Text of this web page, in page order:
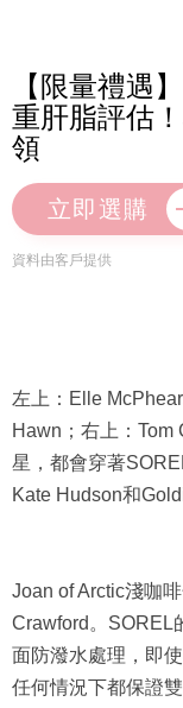
【限量禮遇
重肝脂評估
領
立即選購
資料由客戶提供
左上：Elle
Hawn；右上：Tom
星，都會穿著
Kate Hudson和
Joan of Arctic淺咖
Crawford。SOREL
面防潑水處理，即
任何情況下都保證